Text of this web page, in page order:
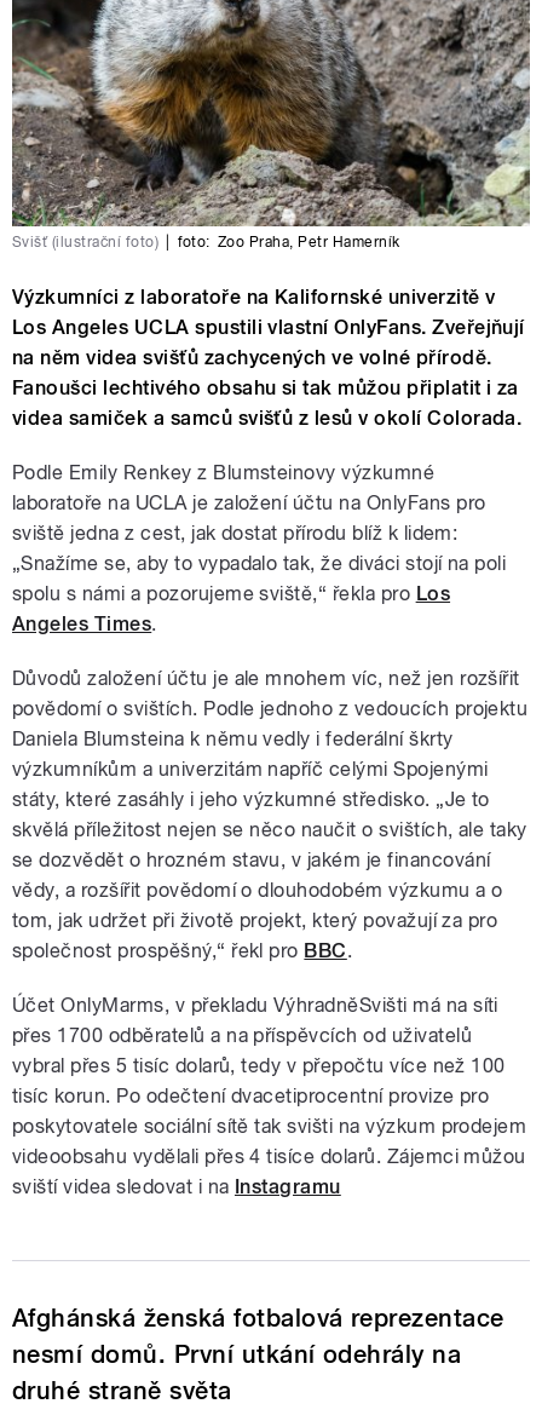
Svišť (ilustrační foto) foto: Zoo Praha, Petr Hamerník
Výzkumníci z laboratoře na Kalifornské univerzitě v
Los Angeles UCLA spustili vlastní OnlyFans. Zveřejňují
na něm videa svišťů zachycených ve volné přírodě.
Fanoušci lechtivého obsahu si tak můžou připlatit i za
videa samiček a samců svišťů z lesů v okolí Colorada.
Podle Emily Renkey z Blumsteinovy výzkumné
laboratoře na UCLA je založení účtu na OnlyFans pro
sviště jedna z cest, jak dostat přírodu blíž k lidem:
„Snažíme se, aby to vypadalo tak, že diváci stojí na poli
spolu s námi a pozorujeme sviště,“ řekla pro Los
Angeles Times.
Důvodů založení účtu je ale mnohem víc, než jen rozšířit
povědomí o svištích. Podle jednoho z vedoucích projektu
Daniela Blumsteina k němu vedly i federální škrty
výzkumníkům a univerzitám napříč celými Spojenými
státy, které zasáhly i jeho výzkumné středisko. „Je to
skvělá příležitost nejen se něco naučit o svištích, ale taky
se dozvědět o hrozném stavu, v jakém je financování
vědy, a rozšířit povědomí o dlouhodobém výzkumu a o
tom, jak udržet při životě projekt, který považují za pro
společnost prospěšný,“ řekl pro BBC.
Účet OnlyMarms, v překladu VýhradněSvišti má na síti
přes 1700 odběratelů a na příspěvcích od uživatelů
vybral přes 5 tisíc dolarů, tedy v přepočtu více než 100
tisíc korun. Po odečtení dvacetiprocentní provize pro
poskytovatele sociální sítě tak svišti na výzkum prodejem
videoobsahu vydělali přes 4 tisíce dolarů. Zájemci můžou
sviští videa sledovat i na Instagramu
Afghánská ženská fotbalová reprezentace
nesmí domů. První utkání odehrály na
druhé straně světa